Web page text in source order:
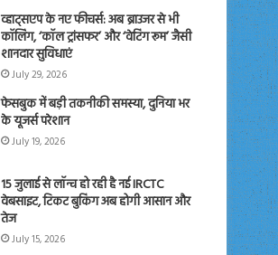
व्हाट्सएप के नए फीचर्स: अब ब्राउजर से भी
कॉलिंग, ‘कॉल ट्रांसफर’ और ‘वेटिंग रूम’ जैसी
शानदार सुविधाएं
July 29, 2026
फेसबुक में बड़ी तकनीकी समस्या, दुनिया भर
के यूजर्स परेशान
July 19, 2026
15 जुलाई से लॉन्च हो रही है नई IRCTC
वेबसाइट, टिकट बुकिंग अब होगी आसान और
तेज
July 15, 2026